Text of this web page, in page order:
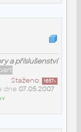
a příslušenství
Staženo: 1657x
dne 07.05.2007